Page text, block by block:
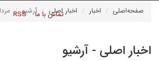
تماس با ما RSS صفحه‌اصلی اخبار اخبار اصلی آرشیو مرداد
اخبار اصلی - آرشیو